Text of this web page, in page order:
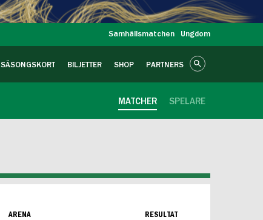
Samhällsmatchen Ungdom
SÄSONGSKORT BILJETTER SHOP PARTNERS
SPELARE
MATCHER
ARENA RESULTAT